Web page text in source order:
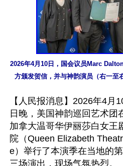
2026年4月10日，国会议员Marc
方颁发贺信，并与神韵演员（右一至
【人民报消息】2026年4月
日晚，美国神韵巡回艺术团
加拿大温哥华伊丽莎白女王
院（Queen Elizabeth Theatr
e）举行了本演季在当地的第
三场演出，现场气氛热烈。